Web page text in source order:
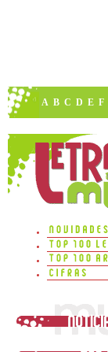
A B C D E F